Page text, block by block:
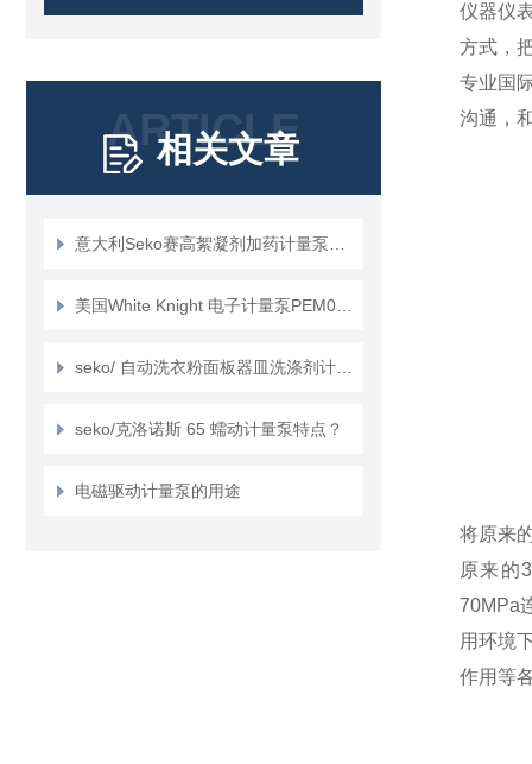
ARTICLE
相关文章
seko/克洛诺斯 65 蠕动计量泵特点？
电磁驱动计量泵的用途
仪器仪
方式，
专业国
沟通，
将原来
原来的
70MPa
用环境
作用等